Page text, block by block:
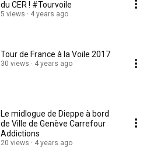
du CER ! #Tourvoile
5 views 4 years ago
Tour de France à la Voile 2017
30 views 4 years ago
Le midlogue de Dieppe à bord
de Ville de Genève Carrefour
Addictions
20 views 4 years ago